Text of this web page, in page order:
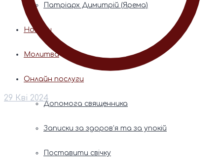
Патріарх Димитрій (Ярема)
Новини
Молитва
Онлайн послуги
Допомога священника
Записки за здоров’я та за упокій
Поставити свічку
29 Кві 2024